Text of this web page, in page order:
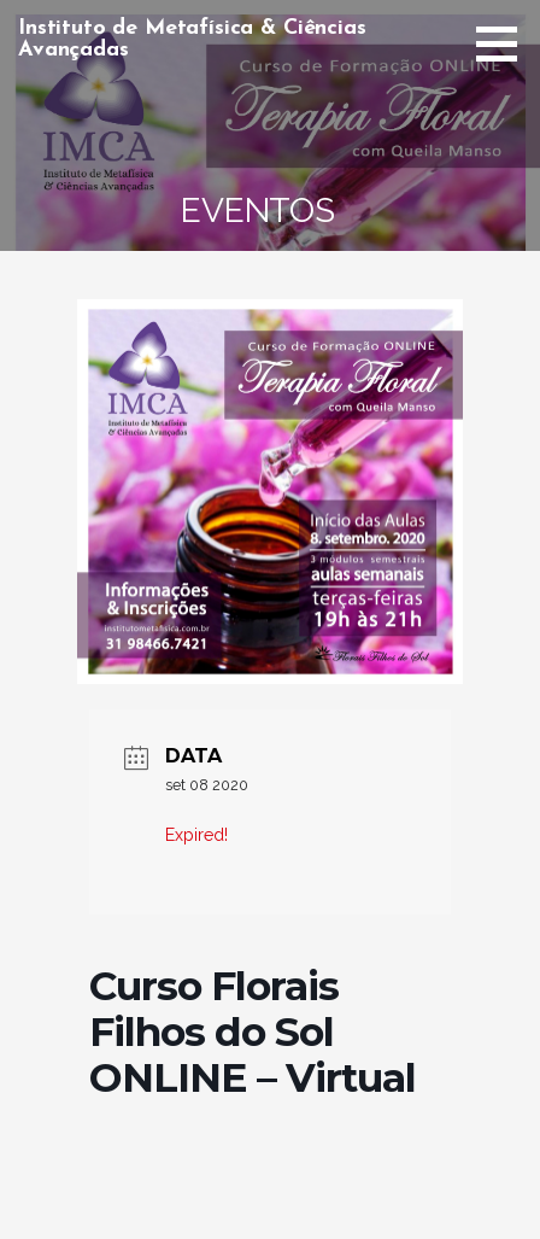
direto
conteúdo
Instituto de Metafísica & Ciências
Avançadas
EVENTOS
DATA
set 08 2020
Expired!
Curso Florais
Filhos do Sol
ONLINE – Virtual